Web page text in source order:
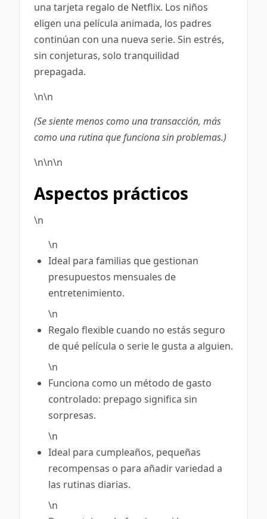
una tarjeta regalo de Netflix. Los niños
eligen una película animada, los padres
continúan con una nueva serie. Sin estrés,
sin conjeturas, solo tranquilidad
prepagada.
\n\n
(Se siente menos como una transacción, más
como una rutina que funciona sin problemas.)
\n\n\n
Aspectos prácticos
\n
\n
Ideal para familias que gestionan
presupuestos mensuales de
entretenimiento.
\n
Regalo flexible cuando no estás seguro
de qué película o serie le gusta a alguien.
\n
Funciona como un método de gasto
controlado: prepago significa sin
sorpresas.
\n
Ideal para cumpleaños, pequeñas
recompensas o para añadir variedad a
las rutinas diarias.
\n